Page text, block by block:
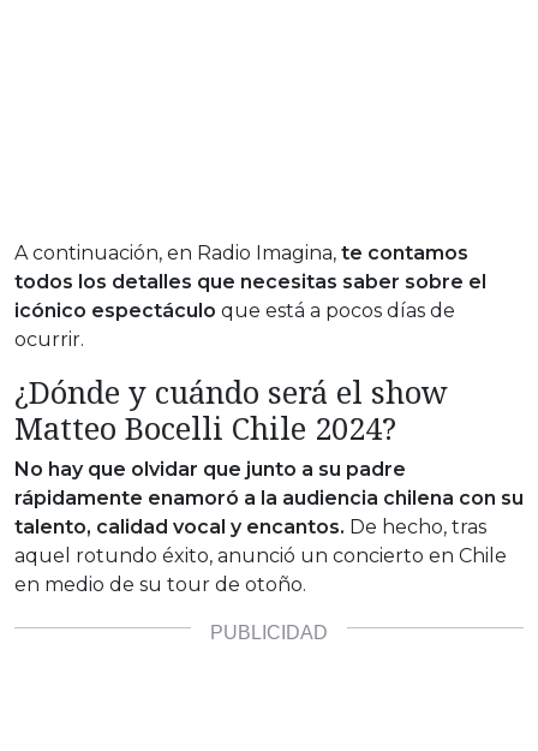
A continuación, en Radio Imagina, te contamos
todos los detalles que necesitas saber sobre el
icónico espectáculo que está a pocos días de
ocurrir.
¿Dónde y cuándo será el show
Matteo Bocelli Chile 2024?
No hay que olvidar que junto a su padre
rápidamente enamoró a la audiencia chilena con su
talento, calidad vocal y encantos. De hecho, tras
aquel rotundo éxito, anunció un concierto en Chile
en medio de su tour de otoño.